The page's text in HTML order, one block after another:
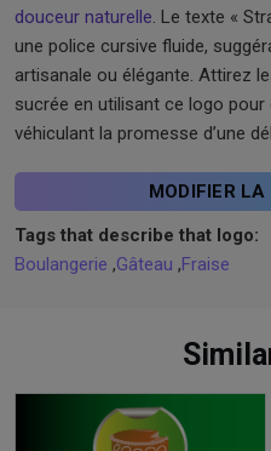
douceur naturelle . Le texte «
une police cursive fluide,
artisanale ou élégante. Attirez
sucrée en utilisant ce logo
véhiculant la promesse d’une
MODIFIER
Tags that describe that logo:
Boulangerie ,Gâteau ,Fraise